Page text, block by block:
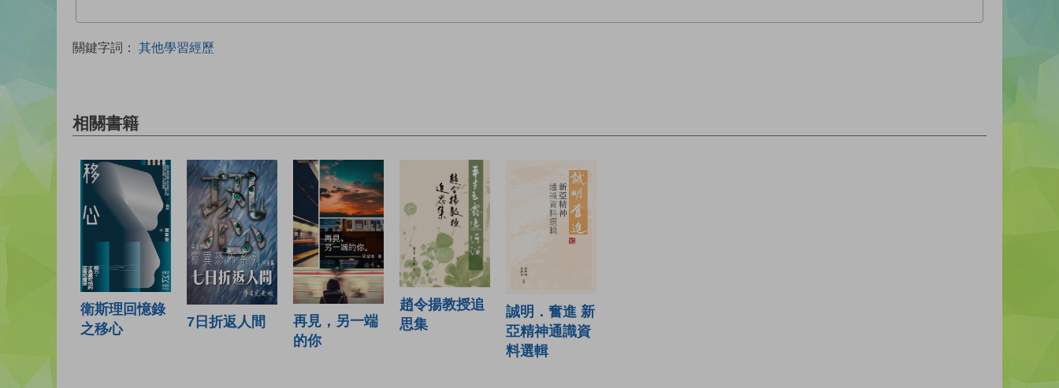
關鍵字詞： 其他學習經歷
相關書籍
衛斯理回憶錄
之移心
7日折返人間
再見，另一端
的你
趙令揚教授追
思集
誠明．奮進 新
亞精神通識資
料選輯